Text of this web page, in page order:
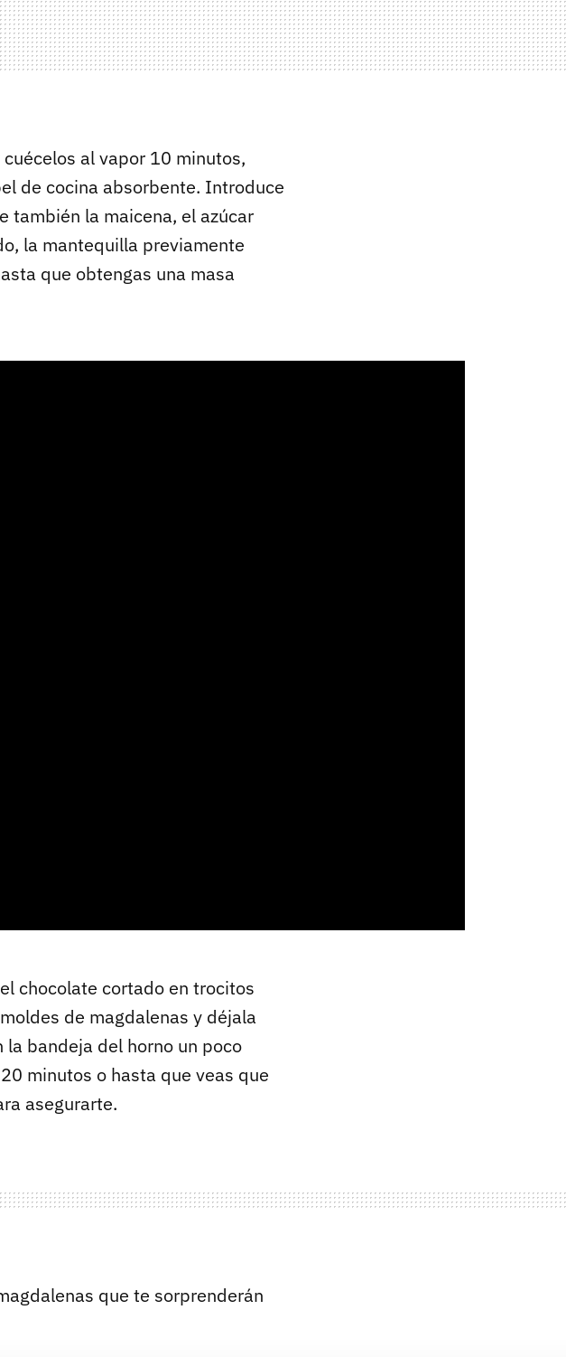
al vapor 10 minutos,
de cocina absorbente. Introduce
también la maicena, el azúcar
la mantequilla previamente
que obtengas una masa
chocolate cortado en trocitos
de magdalenas y déjala
bandeja del horno un poco
minutos o hasta que veas que
asegurarte.
que te sorprenderán